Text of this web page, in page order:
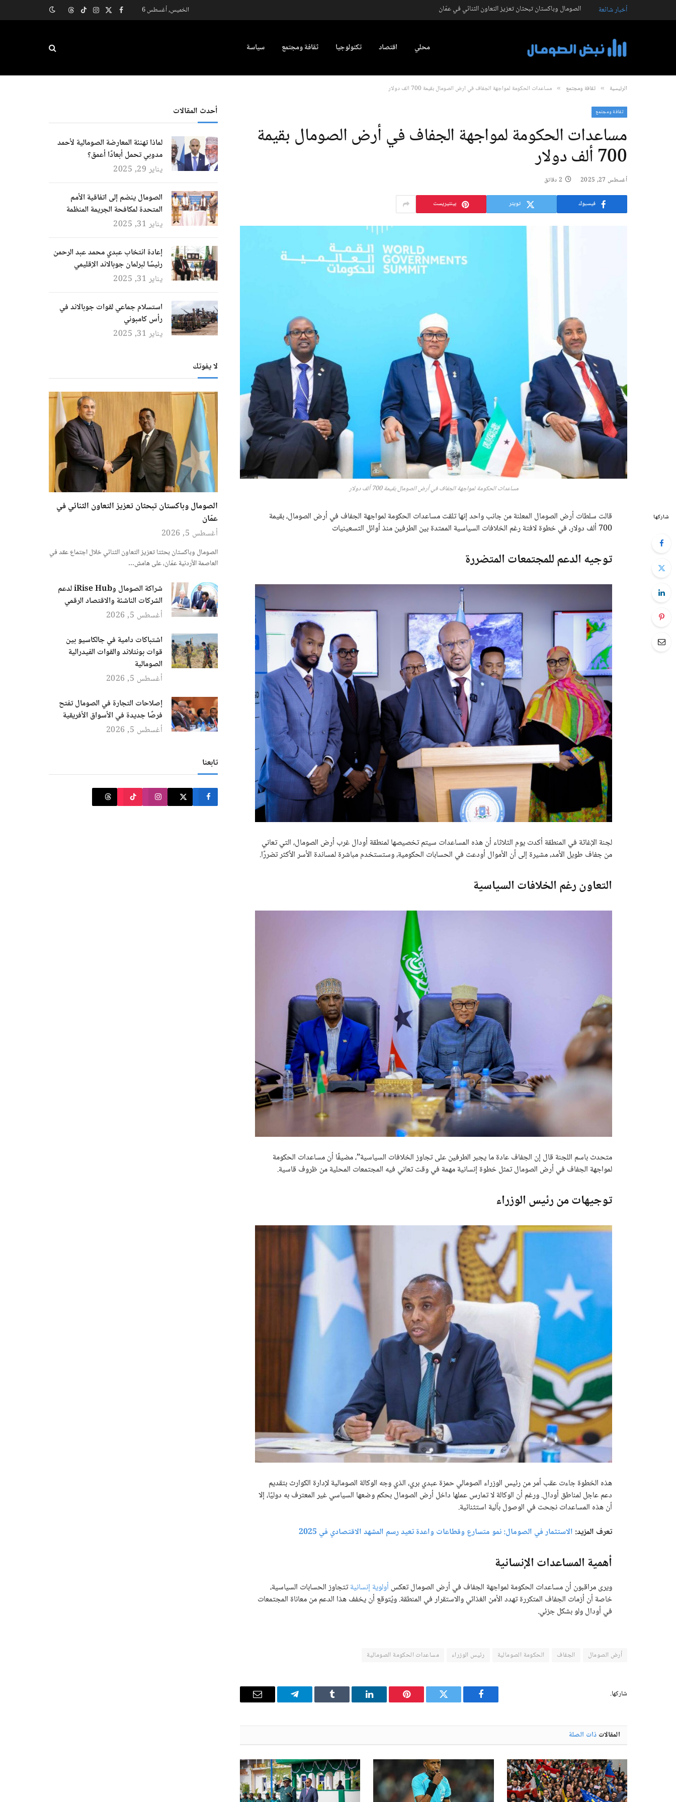
أخبار شائعة الصومال وباكستان تبحثان تعزيز التعاون الثنائي في عمّان الخميس, أغسطس 6 فيسبوك
X
الانستغرام
تيكتوكThreads
محلي اقتصاد تكنولوجيا ثقافة ومجتمع سياسة
الرئيسية » ثقافة ومجتمع » مساعدات الحكومة لمواجهة الجفاف في أرض الصومال بقيمة 700 ألف دولار
ثقافة ومجتمع
مساعدات الحكومة لمواجهة الجفاف في أرض الصومال بقيمة
700 ألف دولار
أغسطس 27, 2025 2 دقائق
فيسبوك تويتر بينتيريست
مساعدات الحكومة لمواجهة الجفاف في أرض الصومال بقيمة 700 ألف دولار
شاركها
قالت سلطات أرض الصومال المعلنة من جانب واحد إنها تلقت مساعدات الحكومة لمواجهة الجفاف في أرض الصومال، بقيمة
700 ألف دولار، في خطوة لافتة رغم الخلافات السياسية الممتدة بين الطرفين منذ أوائل التسعينيات
توجيه الدعم للمجتمعات المتضررة
لجنة الإغاثة في المنطقة أكدت يوم الثلاثاء أن هذه المساعدات سيتم تخصيصها لمنطقة أودال غرب أرض الصومال، التي تعاني
من جفاف طويل الأمد، مشيرة إلى أن الأموال أودعت في الحسابات الحكومية، وستستخدم مباشرة لمساندة الأسر الأكثر تضررًا.
التعاون رغم الخلافات السياسية
متحدث باسم اللجنة قال إن الجفاف عادة ما يجبر الطرفين على تجاوز الخلافات السياسية”، مضيفًا أن مساعدات الحكومة
لمواجهة الجفاف في أرض الصومال تمثل خطوة إنسانية مهمة في وقت تعاني فيه المجتمعات المحلية من ظروف قاسية.
توجيهات من رئيس الوزراء
هذه الخطوة جاءت عقب أمر من رئيس الوزراء الصومالي حمزة عبدي بري، الذي وجه الوكالة الصومالية لإدارة الكوارث بتقديم
دعم عاجل لمناطق أودال. ورغم أن الوكالة لا تمارس عملها داخل أرض الصومال بحكم وضعها السياسي غير المعترف به دوليًا، إلا
أن هذه المساعدات نجحت في الوصول بآلية استثنائية.
تعرف المزيد: الاستثمار في الصومال: نمو متسارع وقطاعات واعدة تعيد رسم المشهد الاقتصادي في 2025
أهمية المساعدات الإنسانية
ويرى مراقبون أن مساعدات الحكومة لمواجهة الجفاف في أرض الصومال تعكس أولوية إنسانيةتتجاوز الحسابات السياسية،
خاصة أن أزمات الجفاف المتكررة تهدد الأمن الغذائي والاستقرار في المنطقة. ويُتوقع أن يخفف هذا الدعم من معاناة المجتمعات
في أودال ولو بشكل جزئي.
أرض الصومال الجفاف الحكومة الصومالية رئيس الوزراء مساعدات الحكومة الصومالية
شاركها.
فيسبوك تويتر بينتيريستلينكدإن Tumblr تيلقرام
البريد
المقالات ذات الصلة
أحدث المقالات
لماذا تهنئة المعارضة الصومالية لأحمد
مدوبي تحمل أبعادًا أعمق؟
يناير 29, 2025
الصومال ينضم إلى اتفاقية الأمم
المتحدة لمكافحة الجريمة المنظمة
يناير 31, 2025
إعادة انتخاب عبدي محمد عبد الرحمن
رئيسًا لبرلمان جوبالاند الإقليمي
يناير 31, 2025
استسلام جماعي لقوات جوبالاند في
رأس كامبوني
يناير 31, 2025
لا يفوتك
الصومال وباكستان تبحثان تعزيز التعاون الثنائي في
عمّان
أغسطس 5, 2026
الصومال وباكستان بحثتا تعزيز التعاون الثنائي خلال اجتماع عقد في
العاصمة الأردنية عمّان، على هامش…
شراكة الصومال وiRise Hub لدعم
الشركات الناشئة والاقتصاد الرقمي
أغسطس 5, 2026
اشتباكات دامية في جالكاسيو بين
قوات بونتلاند والقوات الفيدرالية
الصومالية
أغسطس 5, 2026
إصلاحات التجارة في الصومال تفتح
فرصًا جديدة في الأسواق الأفريقية
أغسطس 5, 2026
تابعنا